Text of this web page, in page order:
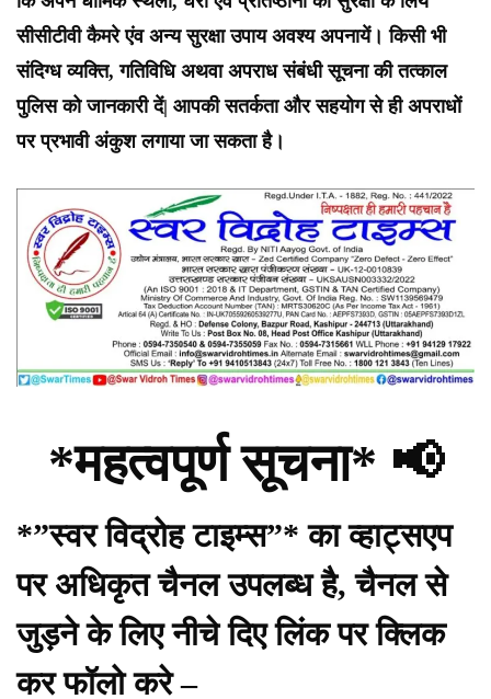
सीसीटीवी कैमरे एंव अन्य सुरक्षा उपाय अवश्य अपनायें। किसी भी
संदिग्ध व्यक्ति, गतिविधि अथवा अपराध संबंधी सूचना की तत्काल
पुलिस को जानकारी दें| आपकी सतर्कता और सहयोग से ही अपराधों
पर प्रभावी अंकुश लगाया जा सकता है।
*महत्वपूर्ण सूचना* 📢
*”स्वर विद्रोह टाइम्स”* का व्हाट्सएप
पर अधिकृत चैनल उपलब्ध है, चैनल से
जुड़ने के लिए नीचे दिए लिंक पर क्लिक
कर फॉलो करे –